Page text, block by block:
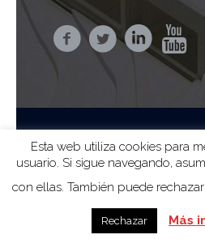
Esta web utiliza cookies para
usuario. Si sigue navegando,
con ellas. También puede
Rechazar Más